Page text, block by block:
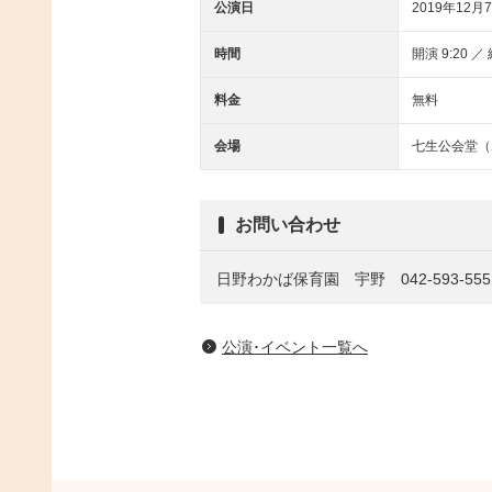
公演日 2019年12月
時間 開演 9:20 ／
料金 無料
会場 七生公会堂（
お問い合わせ
日野わかば保育園 宇野 042-593-
公演･イベント一覧へ